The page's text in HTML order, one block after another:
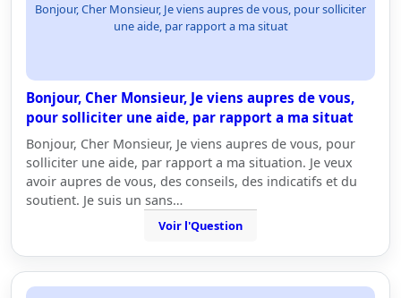
Bonjour, Cher Monsieur, Je viens aupres de vous, pour solliciter
une aide, par rapport a ma situat
Bonjour, Cher Monsieur, Je viens aupres de vous,
pour solliciter une aide, par rapport a ma situat
Bonjour, Cher Monsieur, Je viens aupres de vous, pour
solliciter une aide, par rapport a ma situation. Je veux
avoir aupres de vous, des conseils, des indicatifs et du
soutient. Je suis un sans…
Voir l'Question